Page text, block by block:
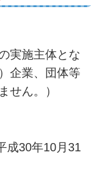
実施主体とな
企業、団体等
せん。）
成30年10月31